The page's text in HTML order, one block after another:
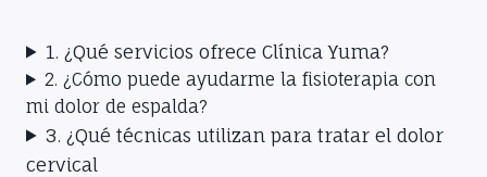
1. ¿Qué servicios ofrece Clínica Yuma?
2. ¿Cómo puede ayudarme la fisioterapia con
mi dolor de espalda?
3. ¿Qué técnicas utilizan para tratar el dolor
cervical